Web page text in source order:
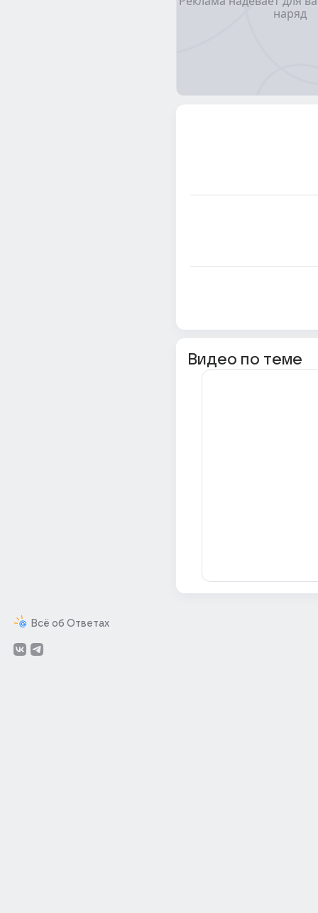
Всё об Ответах
Видео по теме